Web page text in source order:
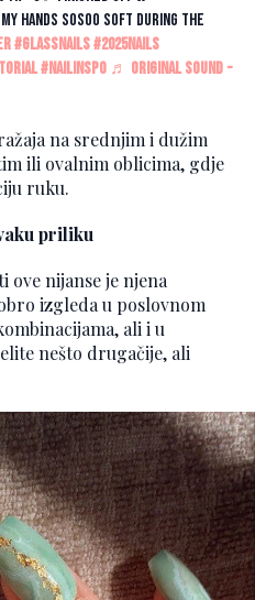
my hands sosoo soft during the
#glassnails#2025nails
#nailinspo ♬ original sound -
na srednjim i dužim
ili ovalnim oblicima, gdje
ruku.
priliku
ove nijanse je njena
izgleda u poslovnom
ali i u
nešto drugačije, ali